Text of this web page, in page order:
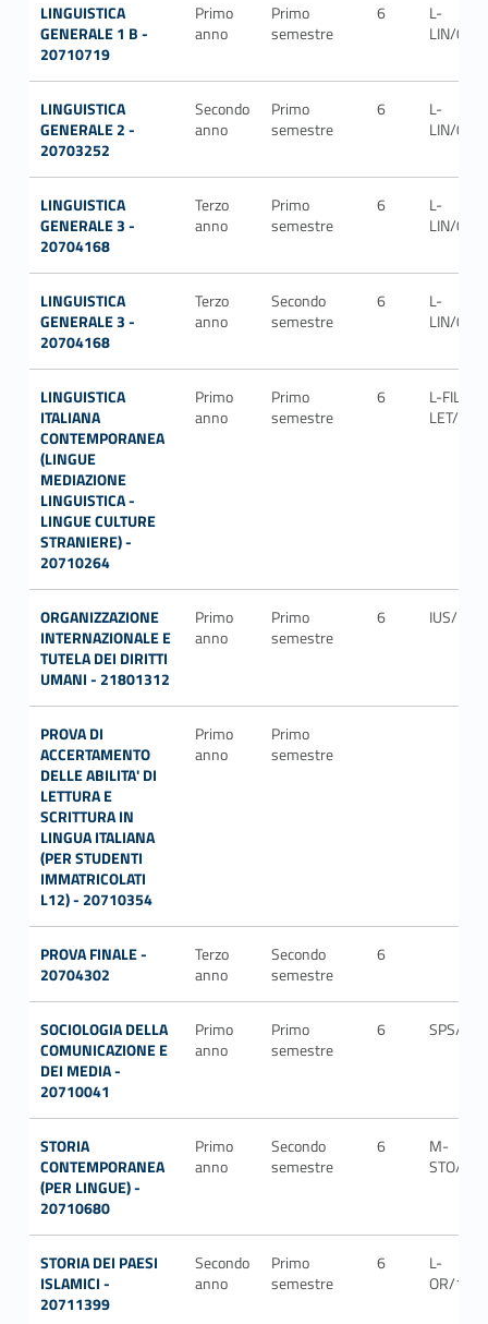
LINGUISTICA
GENERALE 1 B -
20710719
Primo
anno
Primo
semestre
6
L-
LIN/01
LINGUISTICA
GENERALE 2 -
20703252
Secondo
anno
Primo
semestre
6
L-
LIN/01
LINGUISTICA
GENERALE 3 -
20704168
Terzo
anno
Primo
semestre
6
L-
LIN/01
LINGUISTICA
GENERALE 3 -
20704168
Terzo
anno
Secondo
semestre
6
L-
LIN/01
LINGUISTICA
ITALIANA
CONTEMPORANEA
(LINGUE
MEDIAZIONE
LINGUISTICA -
LINGUE CULTURE
STRANIERE) -
20710264
Primo
anno
Primo
semestre
6
L-FIL-
LET/12
ORGANIZZAZIONE
INTERNAZIONALE E
TUTELA DEI DIRITTI
UMANI - 21801312
Primo
anno
Primo
semestre
6 IUS/13
PROVA DI
ACCERTAMENTO
DELLE ABILITA' DI
LETTURA E
SCRITTURA IN
LINGUA ITALIANA
(PER STUDENTI
IMMATRICOLATI
L12) - 20710354
Primo
anno
Primo
semestre
PROVA FINALE -
20704302
Terzo
anno
Secondo
semestre
6
SOCIOLOGIA DELLA
COMUNICAZIONE E
DEI MEDIA -
20710041
Primo
anno
Primo
semestre
6 SPS/08
STORIA
CONTEMPORANEA
(PER LINGUE) -
20710680
Primo
anno
Secondo
semestre
6
M-
STO/04
STORIA DEI PAESI
ISLAMICI -
20711399
Secondo
anno
Primo
semestre
6
L-
OR/10